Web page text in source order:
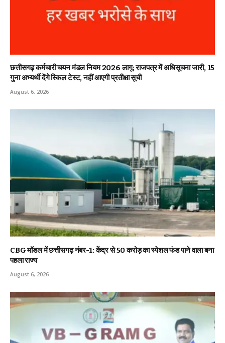
छत्तीसगढ़ कर्मचारी चयन मंडल नियम 2026 लागू: राजपत्र में अधिसूचना जारी, 15
गुना अभ्यर्थी देंगे स्किल टेस्ट, नहीं आएगी प्रतीक्षा सूची
August 6, 2026
CBG मॉडल में छत्तीसगढ़ नंबर-1: केंद्र से ₹50 करोड़ का स्पेशल फंड पाने वाला बना
पहला राज्य
August 6, 2026